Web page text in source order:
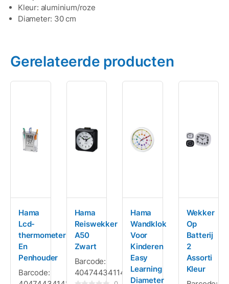
Kleur: aluminium/roze
Diameter: 30 cm
Gerelateerde producten
Hama
Lcd-
thermometer
En
Penhouder
Barcode:
Hama
Reiswekker
A50
Zwart
Barcode:
4047443411419
Hama
Wandklok
Voor
Kinderen
Easy
Learning
Diameter
Wekker
Op
Batterij
2
Assorti
Kleur